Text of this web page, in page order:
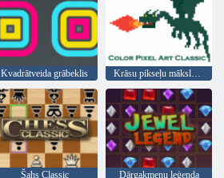
Kvadrātveida grābeklis Krāsu pikseļu mākslas klasika
Šahs Classic Dārgakmeņu leģenda